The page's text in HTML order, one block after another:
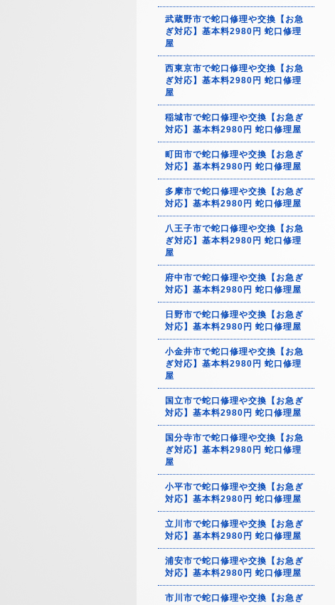
武蔵野市で蛇口修理や交換【お急
ぎ対応】基本料2980円 蛇口修理
屋
西東京市で蛇口修理や交換【お急
ぎ対応】基本料2980円 蛇口修理
屋
稲城市で蛇口修理や交換【お急ぎ
対応】基本料2980円 蛇口修理屋
町田市で蛇口修理や交換【お急ぎ
対応】基本料2980円 蛇口修理屋
多摩市で蛇口修理や交換【お急ぎ
対応】基本料2980円 蛇口修理屋
八王子市で蛇口修理や交換【お急
ぎ対応】基本料2980円 蛇口修理
屋
府中市で蛇口修理や交換【お急ぎ
対応】基本料2980円 蛇口修理屋
日野市で蛇口修理や交換【お急ぎ
対応】基本料2980円 蛇口修理屋
小金井市で蛇口修理や交換【お急
ぎ対応】基本料2980円 蛇口修理
屋
国立市で蛇口修理や交換【お急ぎ
対応】基本料2980円 蛇口修理屋
国分寺市で蛇口修理や交換【お急
ぎ対応】基本料2980円 蛇口修理
屋
小平市で蛇口修理や交換【お急ぎ
対応】基本料2980円 蛇口修理屋
立川市で蛇口修理や交換【お急ぎ
対応】基本料2980円 蛇口修理屋
浦安市で蛇口修理や交換【お急ぎ
対応】基本料2980円 蛇口修理屋
市川市で蛇口修理や交換【お急ぎ